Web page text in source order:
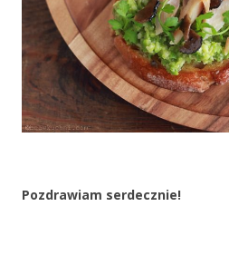
Pozdrawiam serdecznie!